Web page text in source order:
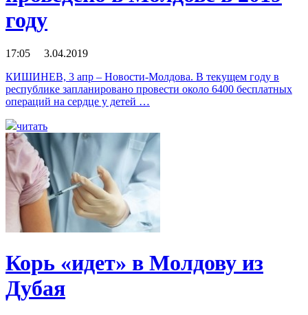
году
17:05 3.04.2019
КИШИНЕВ, 3 апр – Новости-Молдова. В текущем году в
республике запланировано провести около 6400 бесплатных
операций на сердце у детей …
читать
Корь «идет» в Молдову из
Дубая